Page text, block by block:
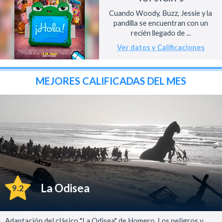
Cuando Woody, Buzz, Jessie y la
pandilla se encuentran con un
recién llegado de ...
Ver datos y Calificaciones
MEJORES CALIFICADAS DEL MES
9.2 La Odisea